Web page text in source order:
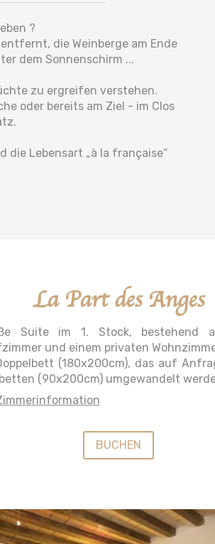
?
die Weinberge am Ende
dem Sonnenschirm ...
zu ergreifen verstehen.
oder bereits am Ziel - im Clos
Lebensart „à la française“
La Part des Anges
Suite im 1. Stock, bestehend
und einem privaten
(180x200cm), das auf
(90x200cm) umgewandelt
BUCHEN